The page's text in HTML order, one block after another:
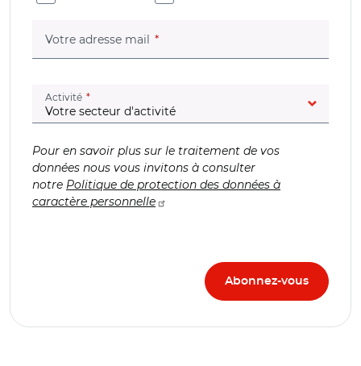
Votre adresse mail (champ obligatoire)
Activité (champ obligatoire)
Pour en savoir plus sur le traitement de vos
données nous vous invitons à consulter
notre Politique de protection des données à
caractère personnelle